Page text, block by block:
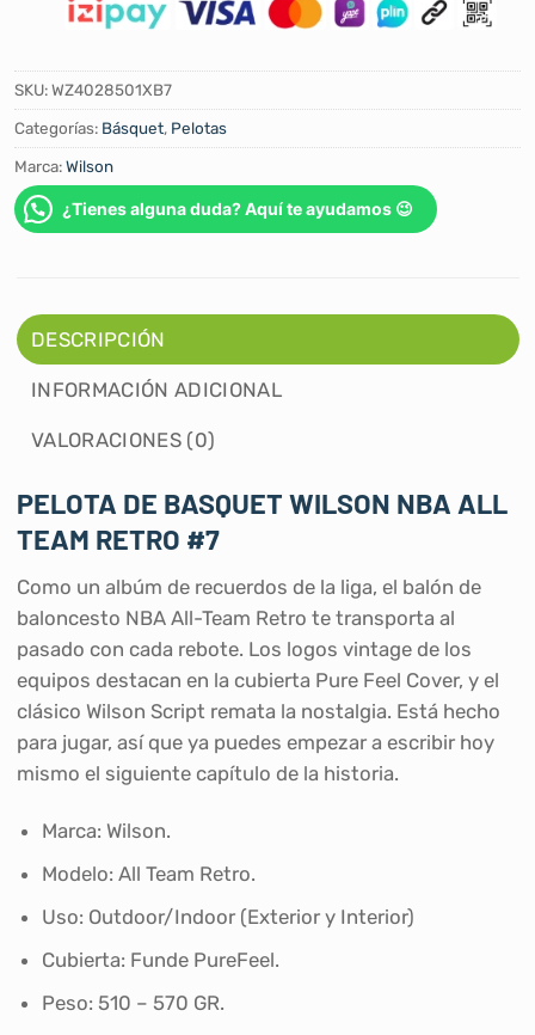
SKU:WZ4028501XB7
Categorías: Básquet, Pelotas
Marca:Wilson
¿Tienes alguna duda? Aquí te ayudamos 😉
DESCRIPCIÓN
INFORMACIÓN ADICIONAL
VALORACIONES (0)
PELOTA DE BASQUET WILSON NBA ALL
TEAM RETRO #7
Como un albúm de recuerdos de la liga, el balón de
baloncesto NBA All-Team Retro te transporta al
pasado con cada rebote. Los logos vintage de los
equipos destacan en la cubierta Pure Feel Cover, y el
clásico Wilson Script remata la nostalgia. Está hecho
para jugar, así que ya puedes empezar a escribir hoy
mismo el siguiente capítulo de la historia.
Marca: Wilson.
Modelo: All Team Retro.
Uso: Outdoor/Indoor (Exterior y Interior)
Cubierta: Funde PureFeel.
Peso: 510 – 570 GR.